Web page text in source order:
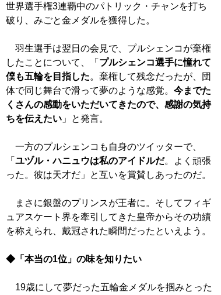
世界選手権3連覇中のパトリック・チャンを打ち
破り、みごと金メダルを獲得した。
羽生選手は翌日の会見で、プルシェンコが棄権
したことについて、「 プルシェンコ選手に憧れて
僕も五輪を目指した。棄権して残念だったが、団
体で同じ舞台で滑って夢のような感覚。 今までた
くさんの感動をいただいてきたので、感謝の気持
ちを伝えたい 」と発言。
一方のプルシェンコも自身のツイッターで、
「 ユヅル・ハニュウは私のアイドルだ。よく頑張
った。彼は天才だ」と互いを賞賛しあったのだ。
まさに銀盤のプリンスが王者に。そしてフィギ
ュアスケート界を牽引してきた皇帝からその功績
を称えられ、戴冠された瞬間だったといえよう。
◆「本当の1位」の味を知りたい
19歳にして夢だった五輪金メダルを掴みとった